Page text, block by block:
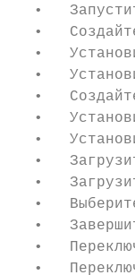
•
•
•
•
•
•
•
•
•
•
•
•
•